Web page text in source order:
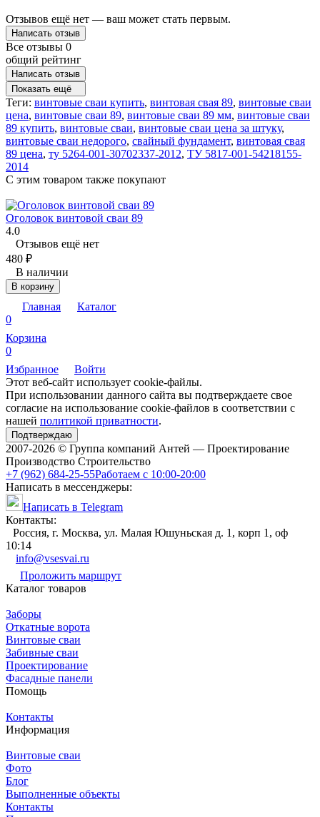
Отзывов ещё нет — ваш может стать первым.
Написать отзыв
Все отзывы 0
общий рейтинг
Написать отзыв
Показать ещё
Теги: винтовые сваи купить, винтовая свая 89, винтовые сваи
цена, винтовые сваи 89, винтовые сваи 89 мм, винтовые сваи
89 купить, винтовые сваи, винтовые сваи цена за штуку,
винтовые сваи недорого, свайный фундамент, винтовая свая
89 цена, ту 5264-001-30702337-2012, ТУ 5817-001-54218155-
2014
C этим товаром также покупают
Оголовок винтовой сваи 89
4.0
Отзывов ещё нет
480 ₽
В наличии
В корзину
Главная
Каталог
0
Корзина
0
Избранное
Войти
Этот веб-сайт использует cookie-файлы.
При использовании данного сайта вы подтверждаете свое
согласие на использование cookie-файлов в соответствии с
нашей политикой приватности.
Подтверждаю
2007-2026 © Группа компаний Антей — Проектирование
Производство Строительство
+7 (962) 684-25-55Работаем с 10:00-20:00
Написать в мессенджеры:
Написать в Telegram
Контакты:
Россия, г. Москва, ул. Малая Юшуньская д. 1, корп 1, оф
10:14
info@vsesvai.ru
Проложить маршрут
Каталог товаров
Заборы
Откатные ворота
Винтовые сваи
Забивные сваи
Проектирование
Фасадные панели
Помощь
Контакты
Информация
Винтовые сваи
Фото
Блог
Выполненные объекты
Контакты